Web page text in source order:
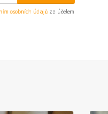
osobních údajů za účelem